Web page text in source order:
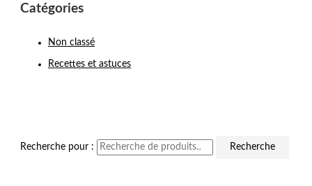
Catégories
Non classé
Recettes et astuces
Recherche pour : Recherche